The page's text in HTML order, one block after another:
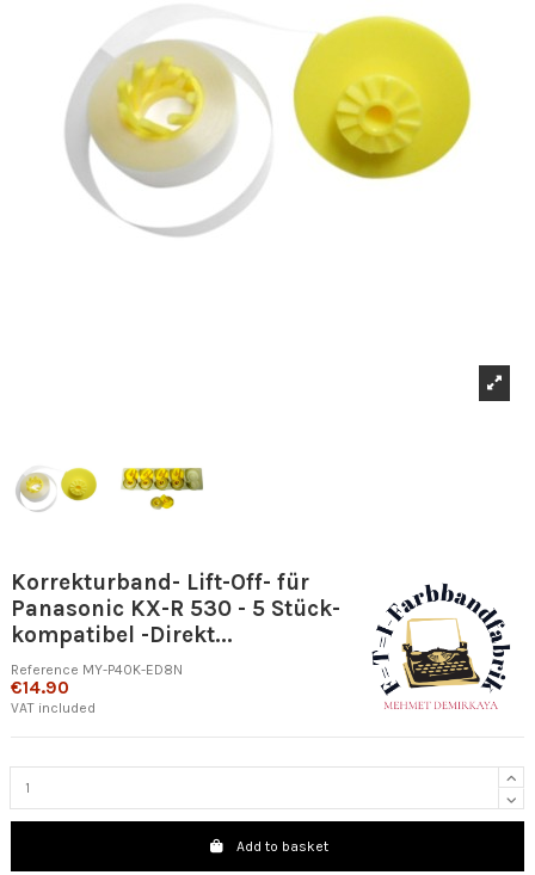
Korrekturband- Lift-Off- für
Panasonic KX-R 530 - 5 Stück-
kompatibel -Direkt...
Reference MY-P40K-ED8N
€14.90
VAT included
Add to basket